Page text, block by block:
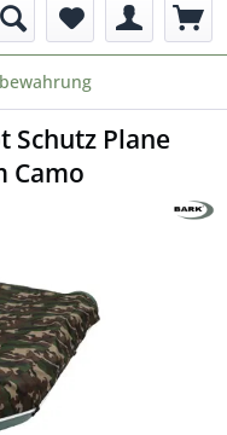
Schutz Plane
Camo